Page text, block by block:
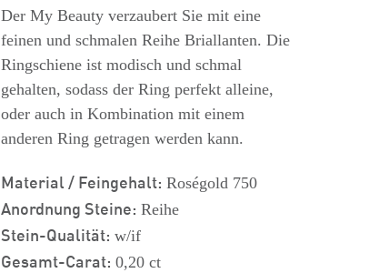
Der My Beauty verzaubert Sie mit eine
feinen und schmalen Reihe Briallanten. Die
Ringschiene ist modisch und schmal
gehalten, sodass der Ring perfekt alleine,
oder auch in Kombination mit einem
anderen Ring getragen werden kann.
Material / Feingehalt: Roségold 750
Anordnung Steine: Reihe
Stein-Qualität: w/if
Gesamt-Carat: 0,20 ct